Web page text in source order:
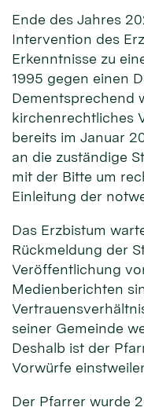
Ende des Jahres
Intervention des
Erkenntnisse zu
1995 gegen einen
Dementsprechend
kirchenrechtliches
bereits im Januar
an die zuständige
mit der Bitte um
Einleitung der
Das Erzbistum
Rückmeldung der
Veröffentlichung
Medienberichten
seiner Gemeinde
Deshalb ist der
Vorwürfe
Der Pfarrer wurde